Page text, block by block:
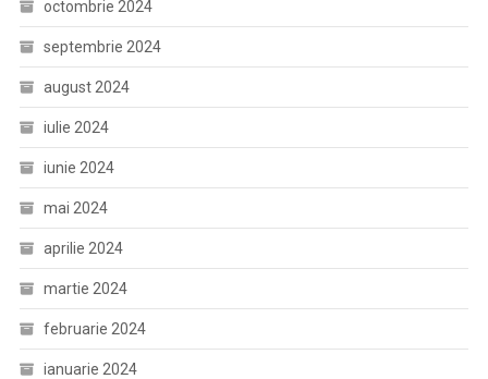
octombrie 2024
septembrie 2024
august 2024
iulie 2024
iunie 2024
mai 2024
aprilie 2024
martie 2024
februarie 2024
ianuarie 2024